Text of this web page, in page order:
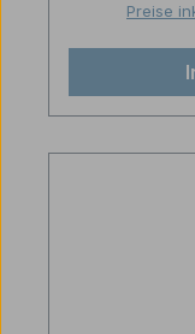
Preise